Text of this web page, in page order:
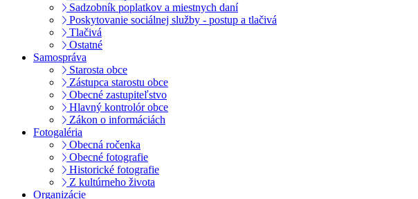
Sadzobník poplatkov a miestnych daní
Poskytovanie sociálnej služby - postup a tlačivá
Tlačivá
Ostatné
Samospráva
Starosta obce
Zástupca starostu obce
Obecné zastupiteľstvo
Hlavný kontrolór obce
Zákon o informáciách
Fotogaléria
Obecná ročenka
Obecné fotografie
Historické fotografie
Z kultúrneho života
Organizácie